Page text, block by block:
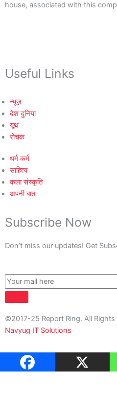
house, associated with this
Useful Links
न्यूज़
देश दुनिया
यूथ
रोचक
धर्म कर्म
साहित्य
कला संस्कृति
अपनी बात
Subscribe Now
Don’t miss our updates! Get
©2017-25 Report Ring. All
Navyug IT Solutions
About Us